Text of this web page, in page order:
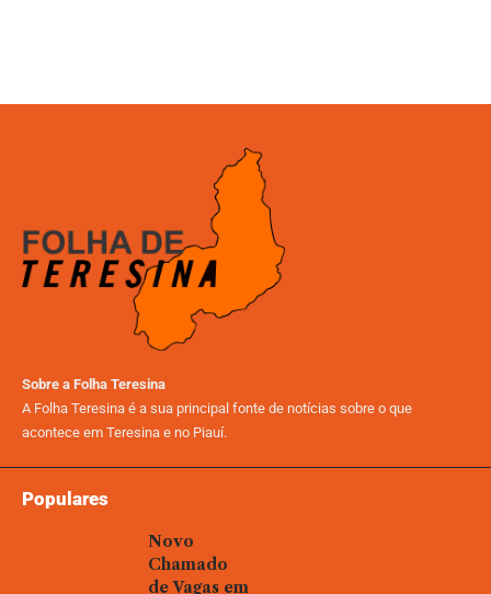
Sobre a Folha Teresina
A Folha Teresina é a sua principal fonte de notícias sobre o que
acontece em Teresina e no Piauí.
Populares
Novo
Chamado
de Vagas em